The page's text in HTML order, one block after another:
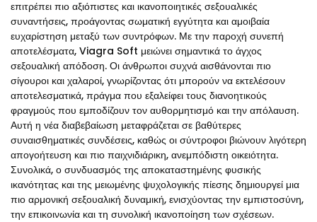
επιτρέπει πιο αξιόπιστες και ικανοποιητικές σεξουαλικές
συναντήσεις, προάγοντας σωματική εγγύτητα και αμοιβαία
ευχαρίστηση μεταξύ των συντρόφων. Με την παροχή συνεπή
αποτελέσματα, Viagra Soft μειώνει σημαντικά το άγχος
σεξουαλική απόδοση. Οι άνθρωποι συχνά αισθάνονται πιο
σίγουροι και χαλαροί, γνωρίζοντας ότι μπορούν να εκτελέσουν
αποτελεσματικά, πράγμα που εξαλείφει τους διανοητικούς
φραγμούς που εμποδίζουν τον αυθορμητισμό και την απόλαυση.
Αυτή η νέα διαβεβαίωση μεταφράζεται σε βαθύτερες
συναισθηματικές συνδέσεις, καθώς οι σύντροφοι βιώνουν λιγότερη
απογοήτευση και πιο παιχνιδιάρικη, ανεμπόδιστη οικειότητα.
Συνολικά, ο συνδυασμός της αποκαταστημένης φυσικής
ικανότητας και της μειωμένης ψυχολογικής πίεσης δημιουργεί μια
πιο αρμονική σεξουαλική δυναμική, ενισχύοντας την εμπιστοσύνη,
την επικοινωνία και τη συνολική ικανοποίηση των σχέσεων.